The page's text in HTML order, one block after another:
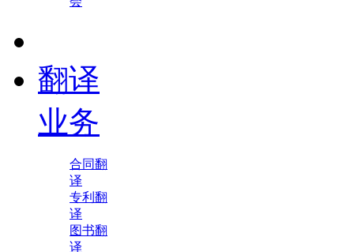
翻译
业务
合同翻
译
专利翻
译
图书翻
译